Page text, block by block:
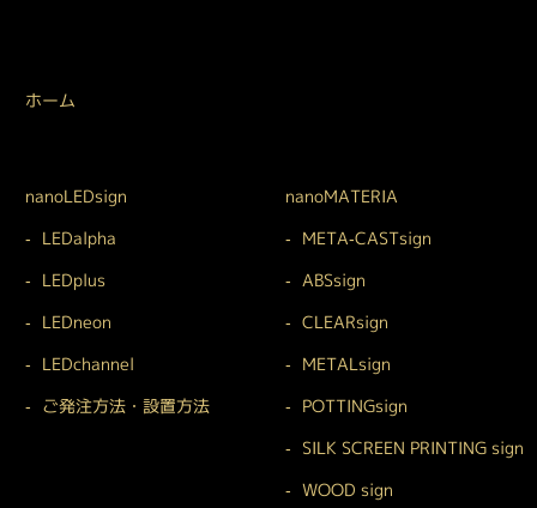
ホーム
nanoLEDsign
LEDalpha
LEDplus
LEDneon
LEDchannel
ご発注方法・設置方法
nanoMATERIA
META-CASTsign
ABSsign
CLEARsign
METALsign
POTTINGsign
SILK SCREEN PRINTING sign
WOOD sign